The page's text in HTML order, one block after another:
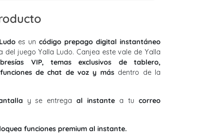
es uncódigo prepago digital instantáneo
del juego Yalla Ludo. Canjea este vale de Yalla
VIP, temas exclusivos de tablero,
de chat de voz y másdentro de la
y se entregaal instante a tucorreo
funciones premium al instante.